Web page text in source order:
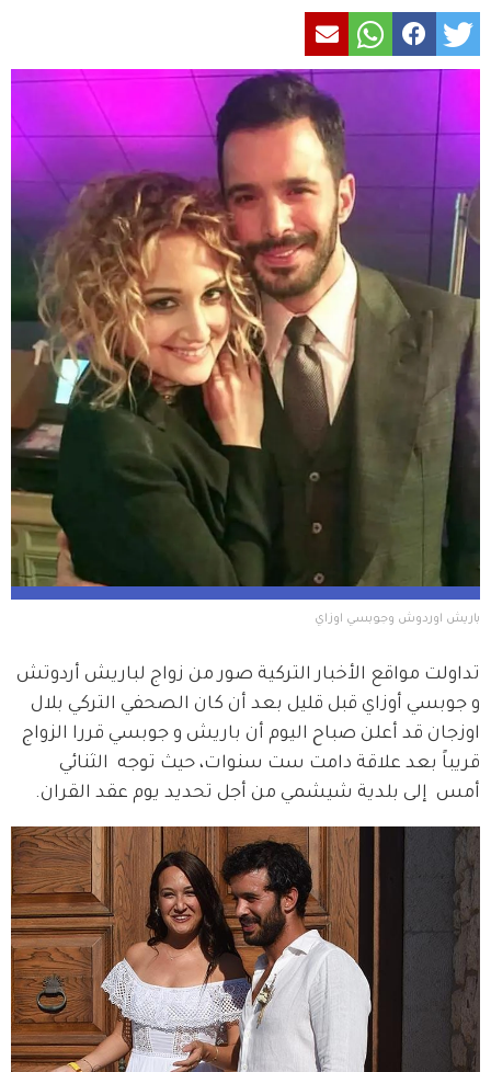
باريش اوردوش وجوبسي اوزاي
تداولت مواقع الأخبار التركية صور من زواج لباريش أردوتش
و جوبسي أوزاي قبل قليل بعد أن كان الصحفي التركي بلال
اوزجان قد أعلن صباح اليوم أن باريش و جوبسي قررا الزواج
قريباً بعد علاقة دامت ست سنوات، حيث توجه  الثنائي
أمس  إلى بلدية شيشمي من أجل تحديد يوم عقد القران.